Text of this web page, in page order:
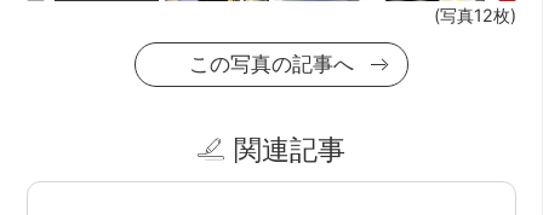
(写真12枚)
この写真の記事へ
関連記事